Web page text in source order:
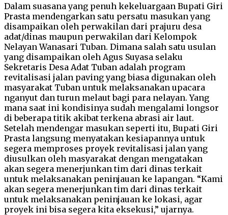
Dalam suasana yang penuh kekeluargaan Bupati Giri
Prasta mendengarkan satu persatu masukan yang
disampaikan oleh perwakilan dari prajuru desa
adat/dinas maupun perwakilan dari Kelompok
Nelayan Wanasari Tuban. Dimana salah satu usulan
yang disampaikan oleh Agus Suyasa selaku
Sekretaris Desa Adat Tuban adalah program
revitalisasi jalan paving yang biasa digunakan oleh
masyarakat Tuban untuk melaksanakan upacara
nganyut dan turun melaut bagi para nelayan. Yang
mana saat ini kondisinya sudah mengalami longsor
di beberapa titik akibat terkena abrasi air laut.
Setelah mendengar masukan seperti itu, Bupati Giri
Prasta langsung menyatakan kesiapannya untuk
segera memproses proyek revitalisasi jalan yang
diusulkan oleh masyarakat dengan mengatakan
akan segera menerjunkan tim dari dinas terkait
untuk melaksanakan peninjauan ke lapangan. “Kami
akan segera menerjunkan tim dari dinas terkait
untuk melaksanakan peninjauan ke lokasi, agar
proyek ini bisa segera kita eksekusi,” ujarnya.